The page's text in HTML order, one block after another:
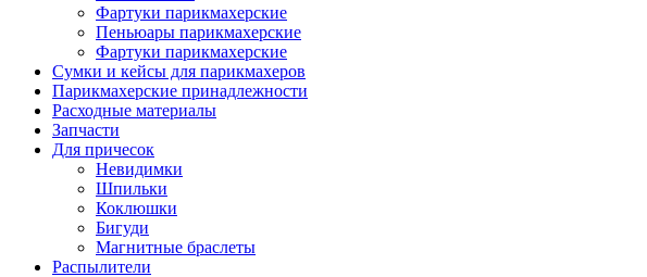
Фартуки парикмахерские
Пеньюары парикмахерские
Фартуки парикмахерские
Сумки и кейсы для парикмахеров
Парикмахерские принадлежности
Расходные материалы
Запчасти
Для причесок
Невидимки
Шпильки
Коклюшки
Бигуди
Магнитные браслеты
Распылители